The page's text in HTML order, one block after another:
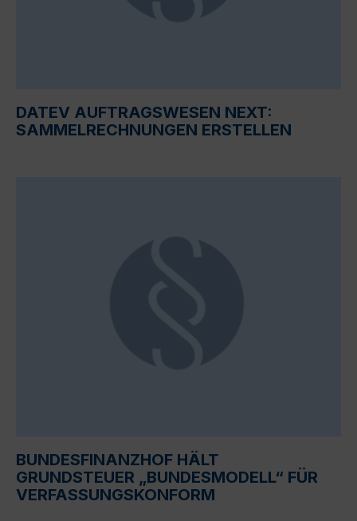
DATEV AUFTRAGSWESEN NEXT:
SAMMELRECHNUNGEN ERSTELLEN
BUNDESFINANZHOF HÄLT
GRUNDSTEUER „BUNDESMODELL“ FÜR
VERFASSUNGSKONFORM